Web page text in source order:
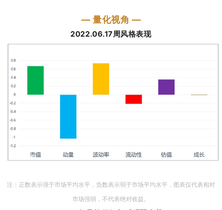
— 量化视角 —
2022.06.17周风格表现
注：正数表示强于市场平均水平，负数表示弱于市场平均水平，图表仅代表相对
市场强弱，不代表绝对收益。